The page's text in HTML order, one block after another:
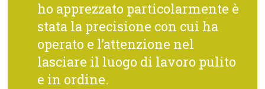
ho apprezzato particolarmente è
stata la precisione con cui ha
operato e l’attenzione nel
lasciare il luogo di lavoro pulito
e in ordine.